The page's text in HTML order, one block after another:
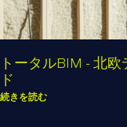
トータルBIM - 北
ド
続きを読む